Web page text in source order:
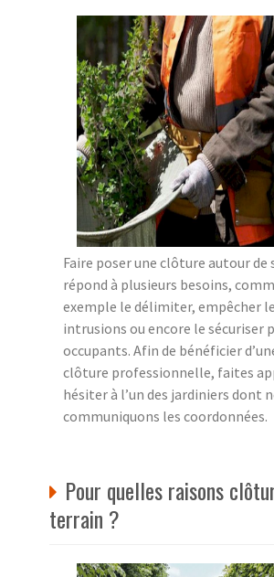
Faire poser une clôture autour de
répond à plusieurs besoins,
exemple le délimiter, empêcher
intrusions ou encore le sécuriser
occupants. Afin de bénéficier
clôture professionnelle, faites
hésiter à l’un des jardiniers dont
communiquons les coordonnées.
Pour quelles raisons
terrain ?